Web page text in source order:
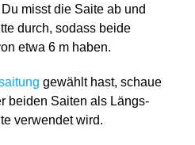
misst die Saite ab und
durch, sodass beide
etwa 6 m haben.
gewählt hast, schaue
beiden Saiten als Längs-
verwendet wird.